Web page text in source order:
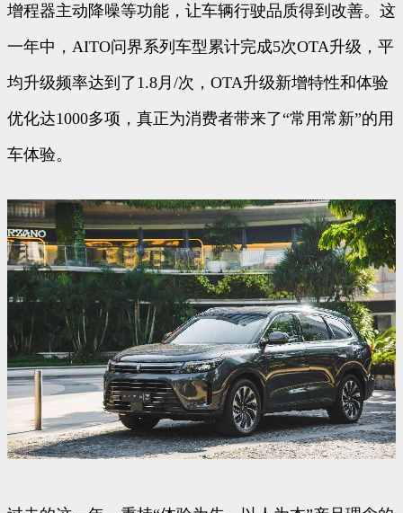
增程器主动降噪等功能，让车辆行驶品质得到改善。这
一年中，AITO问界系列车型累计完成5次OTA升级，平
均升级频率达到了1.8月/次，OTA升级新增特性和体验
优化达1000多项，真正为消费者带来了“常用常新”的用
车体验。